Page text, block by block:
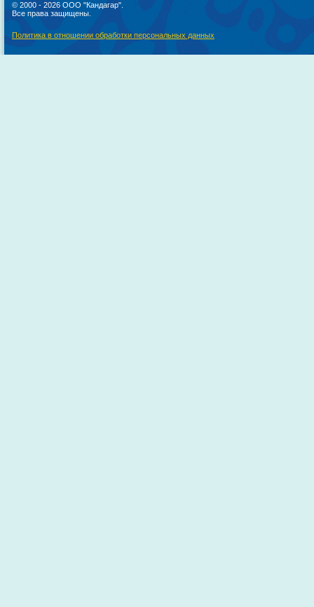
© 2000 - 2026 ООО "Кандагар".
Все права защищены.
Политика в отношении обработки персональных данных